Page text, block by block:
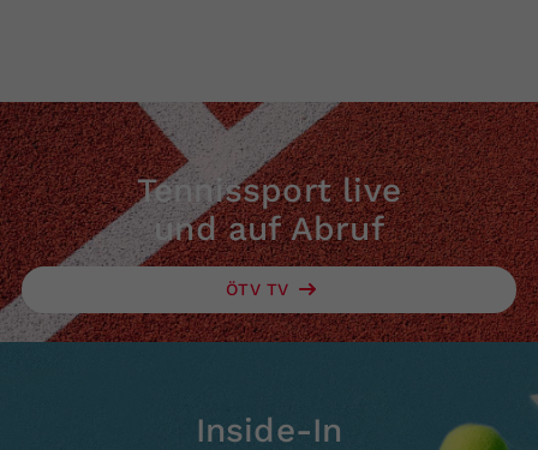
Tennissport live
und auf Abruf
ÖTV TV
Inside-In